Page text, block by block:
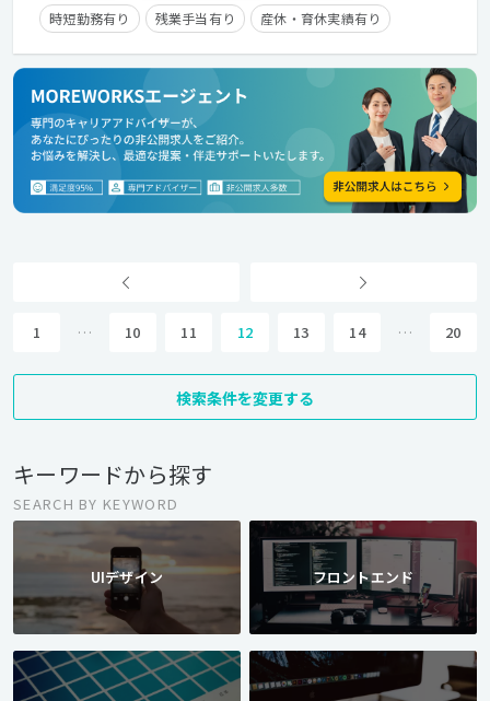
時短勤務有り
残業手当有り
産休・育休実績有り
英語が活かせる
1 … 10 11 12 13 14 … 20
検索条件を変更する
キーワードから探す
SEARCH BY KEYWORD
UIデザイン フロントエンド